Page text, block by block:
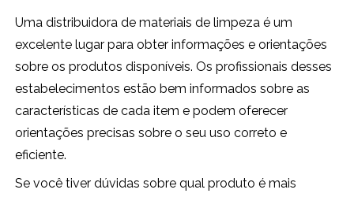
Uma distribuidora de materiais de limpeza é um
excelente lugar para obter informações e orientações
sobre os produtos disponíveis. Os profissionais desses
estabelecimentos estão bem informados sobre as
características de cada item e podem oferecer
orientações precisas sobre o seu uso correto e
eficiente.
Se você tiver dúvidas sobre qual produto é mais